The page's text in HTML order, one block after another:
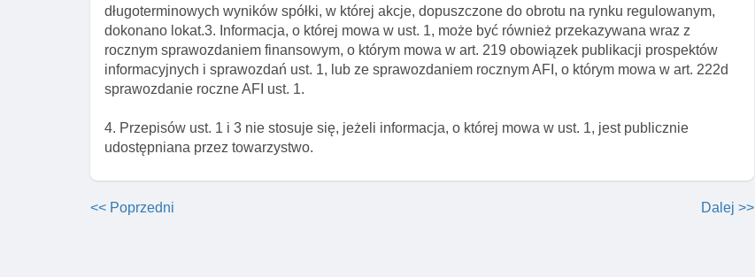
długoterminowych wyników spółki, w której akcje, dopuszczone do obrotu na rynku regulowanym,
dokonano lokat.3. Informacja, o której mowa w ust. 1, może być również przekazywana wraz z
rocznym sprawozdaniem finansowym, o którym mowa w art. 219 obowiązek publikacji prospektów
informacyjnych i sprawozdań ust. 1, lub ze sprawozdaniem rocznym AFI, o którym mowa w art. 222d
sprawozdanie roczne AFI ust. 1.
4. Przepisów ust. 1 i 3 nie stosuje się, jeżeli informacja, o której mowa w ust. 1, jest publicznie
udostępniana przez towarzystwo.
<< Poprzedni Dalej >>